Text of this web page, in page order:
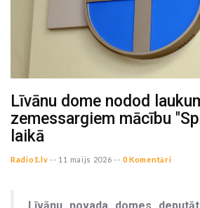
Līvānu dome nodod
zemessargiem mācību
laikā
Radio1.lv -- 11 maijs 2026 -- 0 Komentāri